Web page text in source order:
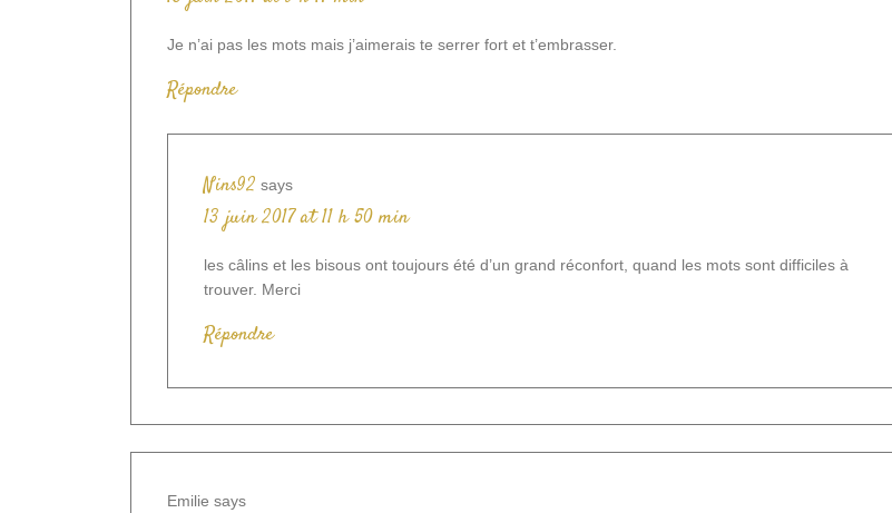
Je n’ai pas les mots mais j’aimerais te serrer fort et t’embrasser.
Répondre
Nins92 says
13 juin 2017 at 11 h 50 min
les câlins et les bisous ont toujours été d’un grand réconfort, quand les mots sont difficiles à
trouver. Merci
Répondre
Emilie says